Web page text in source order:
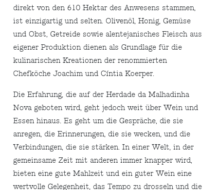
direkt von den 610 Hektar des Anwesens stammen,
ist einzigartig und selten. Olivenöl, Honig, Gemüse
und Obst, Getreide sowie alentejanisches Fleisch aus
eigener Produktion dienen als Grundlage für die
kulinarischen Kreationen der renommierten
Chefköche Joachim und Cíntia Koerper.
Die Erfahrung, die auf der Herdade da Malhadinha
Nova geboten wird, geht jedoch weit über Wein und
Essen hinaus. Es geht um die Gespräche, die sie
anregen, die Erinnerungen, die sie wecken, und die
Verbindungen, die sie stärken. In einer Welt, in der
gemeinsame Zeit mit anderen immer knapper wird,
bieten eine gute Mahlzeit und ein guter Wein eine
wertvolle Gelegenheit, das Tempo zu drosseln und die